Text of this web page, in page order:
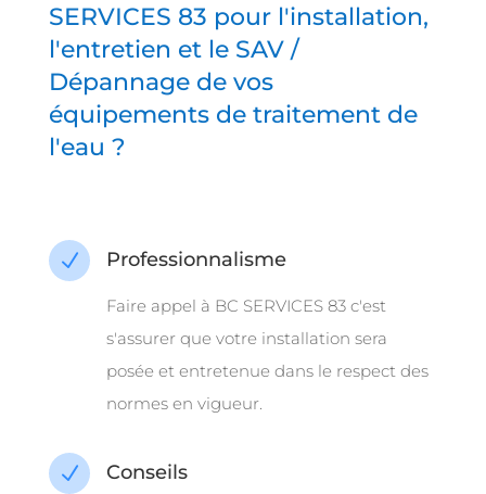
SERVICES 83 pour l'installation,
l'entretien et le SAV /
Dépannage de vos
équipements de traitement de
l'eau ?
N Professionnalisme
Faire appel à BC SERVICES 83 c'est
s'assurer que votre installation sera
posée et entretenue dans le respect des
normes en vigueur.
N Conseils